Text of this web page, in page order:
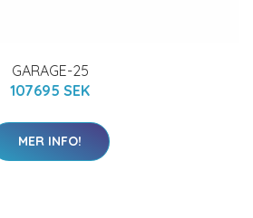
GARAGE-25
107695 SEK
MER INFO!